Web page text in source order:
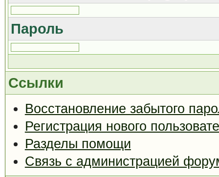
Пароль
Ссылки
Восстановление забытого
Регистрация нового
Разделы помощи
Связь с администрацией